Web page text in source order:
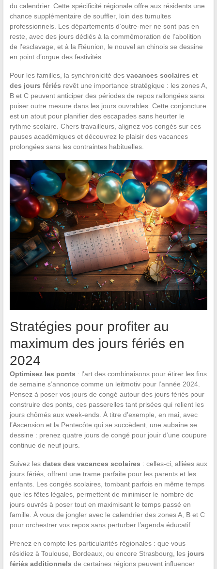
du calendrier. Cette spécificité régionale offre aux résidents une
chance supplémentaire de souffler, loin des tumultes
professionnels. Les départements d’outre-mer ne sont pas en
reste, avec des jours dédiés à la commémoration de l’abolition
de l’esclavage, et à la Réunion, le nouvel an chinois se dessine
en point d’orgue des festivités.
Pour les familles, la synchronicité des vacances scolaires et
des jours fériés revêt une importance stratégique : les zones A,
B et C peuvent anticiper des périodes de repos rallongées sans
puiser outre mesure dans les jours ouvrables. Cette conjoncture
est un atout pour planifier des escapades sans heurter le
rythme scolaire. Chers travailleurs, alignez vos congés sur ces
pauses académiques et découvrez le plaisir des vacances
prolongées sans les contraintes habituelles.
Stratégies pour profiter au
maximum des jours fériés en
2024
Optimisez les ponts : l’art des combinaisons pour étirer les fins
de semaine s’annonce comme un leitmotiv pour l’année 2024.
Pensez à poser vos jours de congé autour des jours fériés pour
construire des ponts, ces passerelles tant prisées qui relient les
jours chômés aux week-ends. À titre d’exemple, en mai, avec
l’Ascension et la Pentecôte qui se succèdent, une aubaine se
dessine : prenez quatre jours de congé pour jouir d’une coupure
continue de neuf jours.
Suivez les dates des vacances scolaires : celles-ci, alliées aux
jours fériés, offrent une trame parfaite pour les parents et les
enfants. Les congés scolaires, tombant parfois en même temps
que les fêtes légales, permettent de minimiser le nombre de
jours ouvrés à poser tout en maximisant le temps passé en
famille. À vous de jongler avec le calendrier des zones A, B et C
pour orchestrer vos repos sans perturber l’agenda éducatif.
Prenez en compte les particularités régionales : que vous
résidiez à Toulouse, Bordeaux, ou encore Strasbourg, les jours
fériés additionnels de certaines régions peuvent influencer